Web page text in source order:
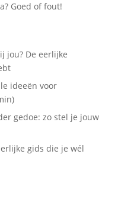
Goed of fout!
jou? De eerlijke
ideeën voor
gedoe: zo stel je jouw
gids die je wél